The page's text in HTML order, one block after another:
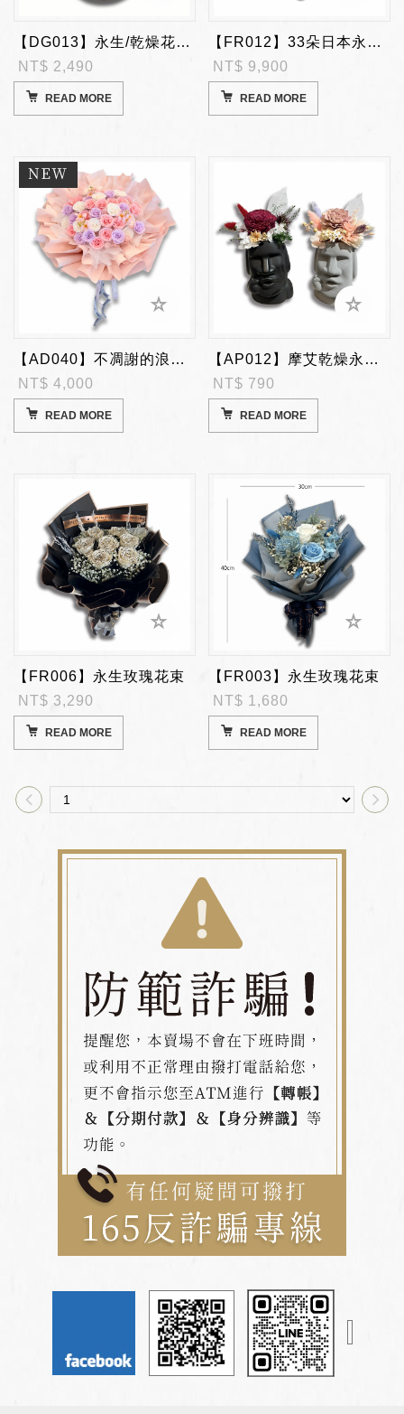
【DG013】永生/乾燥花玻璃罩
NT$ 2,490
READ MORE
【FR012】33朵日本永生玫瑰花束
NT$ 9,900
READ MORE
【AD040】不凋謝的浪漫~甦醒玫瑰香皂乾燥花束
NT$ 4,000
READ MORE
【AP012】摩艾乾燥永生盆花/一個
NT$ 790
READ MORE
【FR006】永生玫瑰花束
NT$ 3,290
READ MORE
【FR003】永生玫瑰花束
NT$ 1,680
READ MORE